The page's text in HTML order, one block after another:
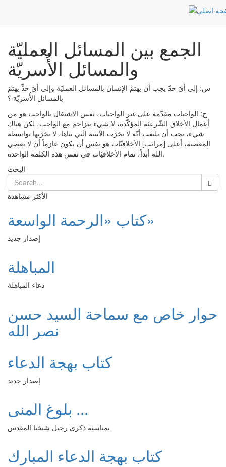
الجمع بين المسائل العمليّة والمسائل الأُسريّة
الجمع بين المسائل العمليّة
والمسائل الأُسريّة
س: إلى أيّ حدّ يجب أن يهتمّ الإنسان بالمسائل العمليّة وإلى أيّ حدٍّ يهتمّ
بالمسائل الأُسريّة ؟
ج: الواجبات مقدّمة على غير الواجبات، نفس الاشتغال بالواجب هو من
أعمال الأخلاق الشّرعيّة المؤكّدة، لا شيء يتزاحم مع الواجب، لكن هناك
شيء، يجب أن يلتفت أنّه لا يخرّب الأبنية الّتي بناها، لا يخرّبها بواسطة
المعصية، أعلى [مراتب] الأخلاقيّات هو نفس أن يكون عازماً أن لا يعصي
الله أبداً، تمام الأخلاقيّات في نفس هذه الكلمة الواحدة.
البحث
الأكثر مشاهدة
كتاب «الرحمة الواسعة»
إصدار جديد
المباهلة
دعاء المباهلة
حوار خاص مع سماحة السيد حسن
نصر الله
كتاب بهجة الدعاء
إصدار جديد
بلوغ المنى ...
بمناسبة ذكرى رحيل شيخنا المقدس
كتاب بهجة الدعاء المبارك